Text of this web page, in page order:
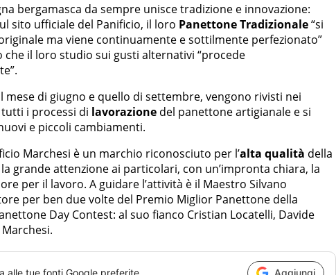
bergamasca da sempre unisce tradizione e innovazione:
sito ufficiale del Panificio, il loro Panettone Tradizionale“si
ma viene continuamente e sottilmente perfezionato”
che il loro studio sui gusti alternativi “procede
mese di giugno e quello di settembre, vengono rivisti nei
i processi di lavorazione del panettone artigianale e si
e piccoli cambiamenti.
Marchesi è un marchio riconosciuto per l’alta qualità della
grande attenzione ai particolari, con un’impronta chiara, la
per il lavoro. A guidare l’attività è il Maestro Silvano
per ben due volte del Premio Miglior Panettone della
Day Contest: al suo fianco Cristian Locatelli, Davide
alle tue fonti Google preferite